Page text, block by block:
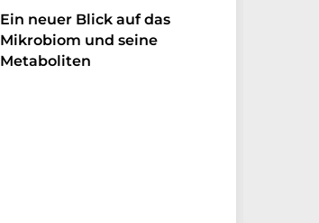
Ein neuer Blick auf das
Mikrobiom und seine
Metaboliten